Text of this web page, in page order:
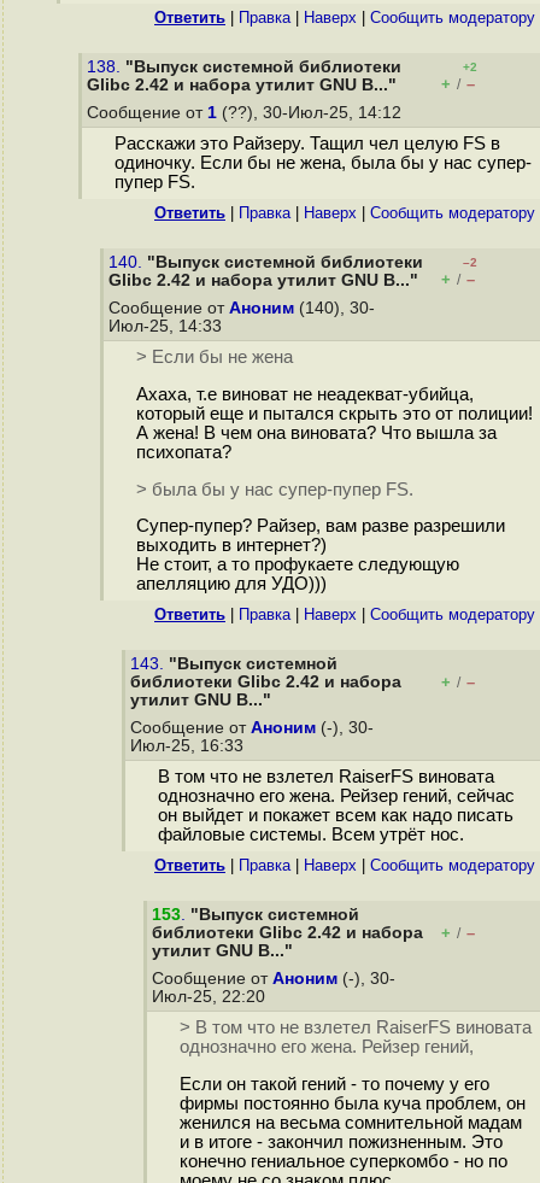
Ответить Правка| Наверх Cообщить модератору
138. "Выпуск системной библиотеки
Glibc 2.42 и набора утилит GNU B..."
+2
+ / –
Сообщение от 1 (??), 30-Июл-25, 14:12
Расскажи это Райзеру. Тащил чел целую FS в
одиночку. Если бы не жена, была бы у нас супер-
пупер FS.
Ответить Правка| Наверх Cообщить модератору
140. "Выпуск системной библиотеки
Glibc 2.42 и набора утилит GNU B..."
–2
+ / –
Сообщение от Аноним (140), 30-
Июл-25, 14:33
> Если бы не жена
Ахаха, т.е виноват не неадекват-убийца,
который еще и пытался скрыть это от полиции!
А жена! В чем она виновата? Что вышла за
психопата?
> была бы у нас супер-пупер FS.
Cупер-пупер? Райзер, вам разве разрешили
выходить в интернет?)
Не стоит, а то профукаете следующую
апелляцию для УДО)))
Ответить Правка| Наверх Cообщить модератору
143. "Выпуск системной
библиотеки Glibc 2.42 и набора
утилит GNU B..."
+ / –
Сообщение от Аноним (-), 30-
Июл-25, 16:33
В том что не взлетел RaiserFS виновата
однозначно его жена. Рейзер гений, сейчас
он выйдет и покажет всем как надо писать
файловые системы. Всем утрёт нос.
Ответить Правка| Наверх Cообщить модератору
153. "Выпуск системной
библиотеки Glibc 2.42 и набора
утилит GNU B..."
+ / –
Сообщение от Аноним (-), 30-
Июл-25, 22:20
> В том что не взлетел RaiserFS виновата
однозначно его жена. Рейзер гений,
Если он такой гений - то почему у его
фирмы постоянно была куча проблем, он
женился на весьма сомнительной мадам
и в итоге - закончил пожизненным. Это
конечно гениальное суперкомбо - но по